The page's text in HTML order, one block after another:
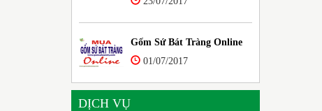
Gốm Sứ Bát Tràng Online
01/07/2017
DỊCH VỤ